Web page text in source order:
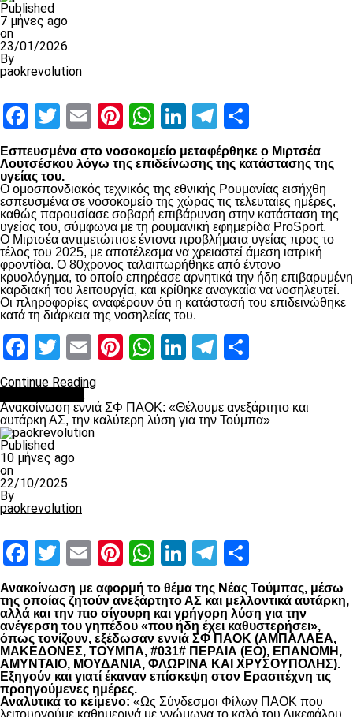
Published
7 μήνες ago
on
23/01/2026
By
paokrevolution
Facebook
Twitter
EmailPinterest
WhatsApp
LinkedIn
Telegram
Εσπευσμένα στο νοσοκομείο μεταφέρθηκε ο Μιρτσέα
Λουτσέσκου λόγω της επιδείνωσης της κατάστασης της
υγείας του.
Ο ομοσπονδιακός τεχνικός της εθνικής Ρουμανίας εισήχθη
εσπευσμένα σε νοσοκομείο της χώρας τις τελευταίες ημέρες,
καθώς παρουσίασε σοβαρή επιβάρυνση στην κατάσταση της
υγείας του, σύμφωνα με τη ρουμανική εφημερίδα ProSport.
Ο Μιρτσέα αντιμετώπισε έντονα προβλήματα υγείας προς το
τέλος του 2025, με αποτέλεσμα να χρειαστεί άμεση ιατρική
φροντίδα. Ο 80χρονος ταλαιπωρήθηκε από έντονο
κρυολόγημα, το οποίο επηρέασε αρνητικά την ήδη επιβαρυμένη
καρδιακή του λειτουργία, και κρίθηκε αναγκαία να νοσηλευτεί.
Οι πληροφορίες αναφέρουν ότι η κατάστασή του επιδεινώθηκε
κατά τη διάρκεια της νοσηλείας του.
Facebook
Twitter
EmailPinterest
WhatsApp
LinkedIn
Telegram
Continue Reading
Ανακοίνωση εννιά ΣΦ ΠΑΟΚ: «Θέλουμε ανεξάρτητο και
αυτάρκη ΑΣ, την καλύτερη λύση για την Τούμπα»
Published
10 μήνες ago
on
22/10/2025
By
paokrevolution
Facebook
Twitter
EmailPinterest
WhatsApp
LinkedIn
Telegram
Ανακοίνωση με αφορμή το θέμα της Νέας Τούμπας, μέσω
της οποίας ζητούν ανεξάρτητο ΑΣ και μελλοντικά αυτάρκη,
αλλά και την πιο σίγουρη και γρήγορη λύση για την
ανέγερση του γηπέδου «που ήδη έχει καθυστερήσει»,
όπως τονίζουν, εξέδωσαν εννιά ΣΦ ΠΑΟΚ (ΑΜΠΑΛΑΕΑ,
ΜΑΚΕΔΟΝΕΣ, ΤΟΥΜΠΑ, #031# ΠΕΡΑΙΑ (ΕΟ), ΕΠΑΝΟΜΗ,
ΑΜΥΝΤΑΙΟ, ΜΟΥΔΑΝΙΑ, ΦΛΩΡΙΝΑ ΚΑΙ ΧΡΥΣΟΥΠΟΛΗΣ).
Εξηγούν και γιατί έκαναν επίσκεψη στον Ερασιτέχνη τις
προηγούμενες ημέρες.
Αναλυτικά το κείμενο: «Ως Σύνδεσμοι Φίλων ΠΑΟΚ που
λειτουργούμε καθημερινά με γνώμωνα το καλό του Δικεφάλου